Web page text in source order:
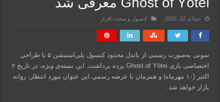
جولای 12, 2025 کنسول و سخت افزار
سونی به‌صورت رسمی از باندل محدود کنسول پلی‌استیشن ۵ با طراحی
اختصاصی بازی Ghost of Yōtei پرده برداشت. این بسته‌ی ویژه، در تاریخ ۲
اکتبر (۱۰ مهرماه) و همزمان با عرضه رسمی این عنوان مورد انتظار، روانه
بازار خواهد شد.